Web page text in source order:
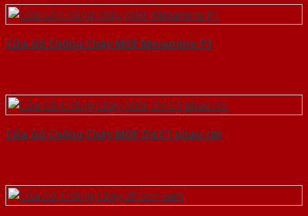
Cửa Gỗ Chống Cháy MDF Melamine P1
Cửa Gỗ Chống Cháy MDF O4 C1 phao chi